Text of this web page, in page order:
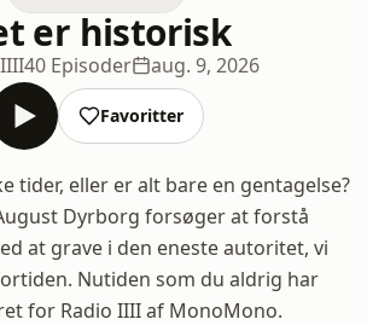
er historisk
40 Episoder aug. 9, 2026
Favoritter
tider, eller er alt bare en gentagelse?
Dyrborg forsøger at forstå
at grave i den eneste autoritet, vi
Nutiden som du aldrig har
for Radio IIII af MonoMono.